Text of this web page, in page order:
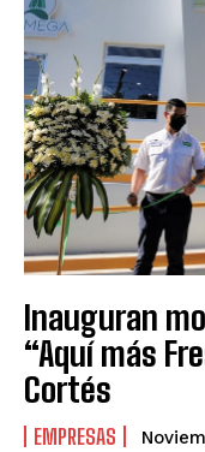
Inauguran
“Aquí más
Cortés
EMPRESAS